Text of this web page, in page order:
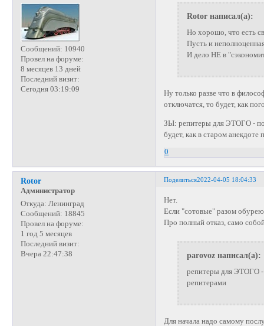
Сообщений: 10940
Провел на форуме:
8 месяцев 13 дней
Последний визит:
Сегодня 03:19:09
Rotor написал(а):
Но хорошо, что есть
Пусть и
И дело НЕ в
Ну только разве что в
отключатся, то будет, как
ЗЫ: репитеры для ЭТОГО -
будет, как в старом
0
Поделиться2022-04-05 18:04:33
Rotor
Администратор
Откуда: Ленинград
Сообщений: 18845
Провел на форуме:
1 год 5 месяцев
Последний визит:
Вчера 22:47:38
Нет.
Если "сотовые" разом
Про полный отказ, само
parovoz написал(а):
репитеры для ЭТОГО -
репитерами
Для начала надо самому